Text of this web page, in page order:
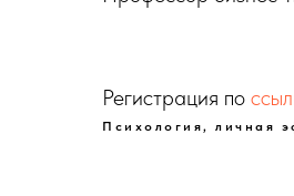
Регистрация по
Психология, личная